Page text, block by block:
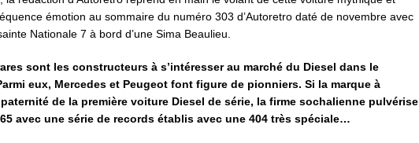
émotion au sommaire du numéro 303 d’Autoretro daté de novembre avec
Nationale 7 à bord d’une Sima Beaulieu.
sont les constructeurs à s’intéresser au marché du Diesel dans le
eux, Mercedes et Peugeot font figure de pionniers. Si la marque à
de la première voiture Diesel de série, la firme sochalienne pulvérise
avec une série de records établis avec une 404 très spéciale…